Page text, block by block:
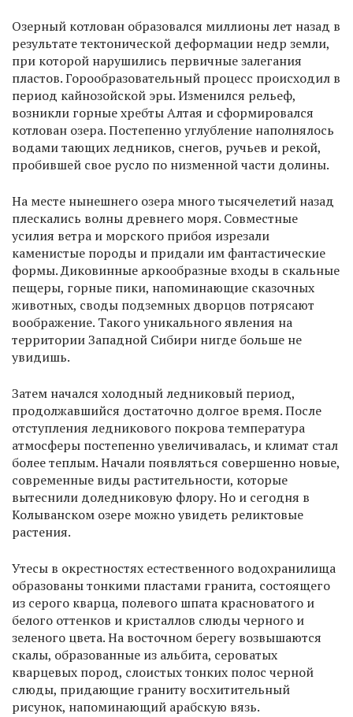
Озерный котлован образовался миллионы лет назад в
результате тектонической деформации недр земли,
при которой нарушились первичные залегания
пластов. Горообразовательный процесс происходил в
период кайнозойской эры. Изменился рельеф,
возникли горные хребты Алтая и сформировался
котлован озера. Постепенно углубление наполнялось
водами тающих ледников, снегов, ручьев и рекой,
пробившей свое русло по низменной части долины.
На месте нынешнего озера много тысячелетий назад
плескались волны древнего моря. Совместные
усилия ветра и морского прибоя изрезали
каменистые породы и придали им фантастические
формы. Диковинные аркообразные входы в скальные
пещеры, горные пики, напоминающие сказочных
животных, своды подземных дворцов потрясают
воображение. Такого уникального явления на
территории Западной Сибири нигде больше не
увидишь.
Затем начался холодный ледниковый период,
продолжавшийся достаточно долгое время. После
отступления ледникового покрова температура
атмосферы постепенно увеличивалась, и климат стал
более теплым. Начали появляться совершенно новые,
современные виды растительности, которые
вытеснили доледниковую флору. Но и сегодня в
Колыванском озере можно увидеть реликтовые
растения.
Утесы в окрестностях естественного водохранилища
образованы тонкими пластами гранита, состоящего
из серого кварца, полевого шпата красноватого и
белого оттенков и кристаллов слюды черного и
зеленого цвета. На восточном берегу возвышаются
скалы, образованные из альбита, сероватых
кварцевых пород, слоистых тонких полос черной
слюды, придающие граниту восхитительный
рисунок, напоминающий арабскую вязь.